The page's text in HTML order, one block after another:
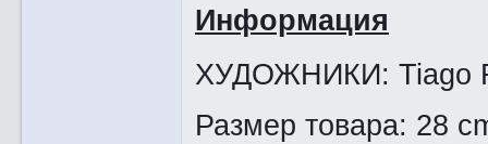
Информация
ХУДОЖНИКИ: Tiago
Размер товара: 28